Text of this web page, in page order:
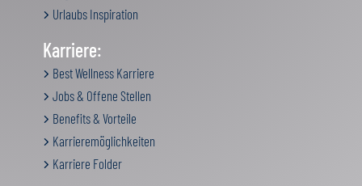
Urlaubs Inspiration
Karriere:
Best Wellness Karriere
Jobs & Offene Stellen
Benefits & Vorteile
Karrieremöglichkeiten
Karriere Folder